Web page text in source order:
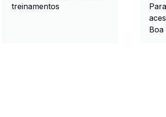
treinamentos
Boa